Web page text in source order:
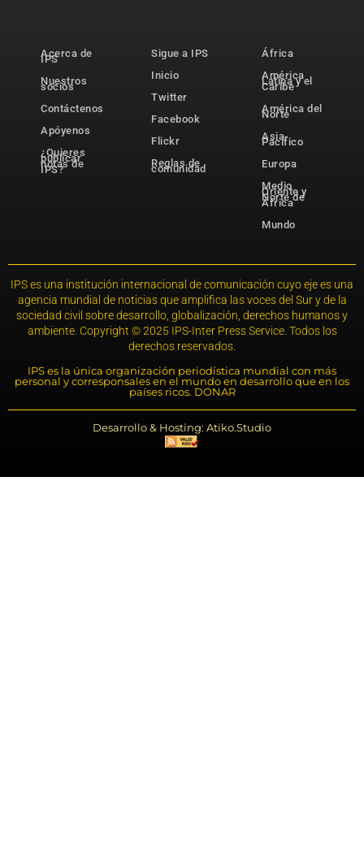
Acerca de
IPS
Nuestros
socios
Contáctenos
Apóyenos
¿Quieres
publicar
notas de
IPS?
Sigue a IPS
Inicio
Twitter
Facebook
Flickr
Reglas de
comunidad
África
América
Latina y el
Caribe
América del
Norte
Asia-
Pacífico
Europa
Medio
Oriente y
Norte de
África
Mundo
IPS es una institución internacional de comunicación cuyo eje es una
agencia mundial de noticias que amplifica las voces del Sur y de la
sociedad civil sobre desarrollo, globalización, derechos humanos y
ambiente. Copyright © 2025 IPS-Inter Press Service. Todos los
derechos reservados.
IPS es la única organización periodística mundial con más
personal y corresponsales en el mundo en desarrollo que en los
países ricos. DONAR
Desarrollo & Hosting: Atiko.Studio